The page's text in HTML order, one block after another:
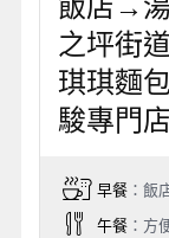
之坪街
琪琪麵
駿專門
早餐：飯
午餐：方